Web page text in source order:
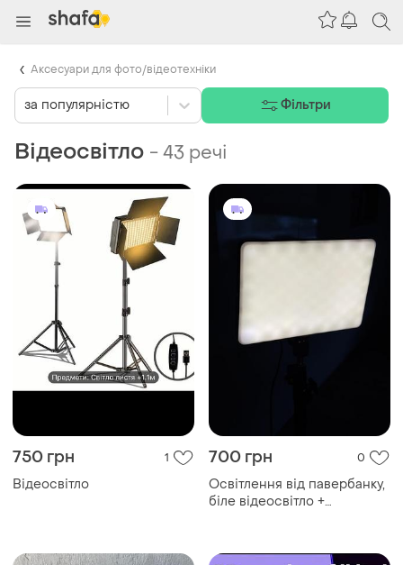
Відеосвітло -43 речі
750 грн 1
Відеосвітло
700 грн 0
Освітлення від павербанку,
біле відеосвітло +
за популярністю Фільтри
Аксесуари для фото/відеотехніки